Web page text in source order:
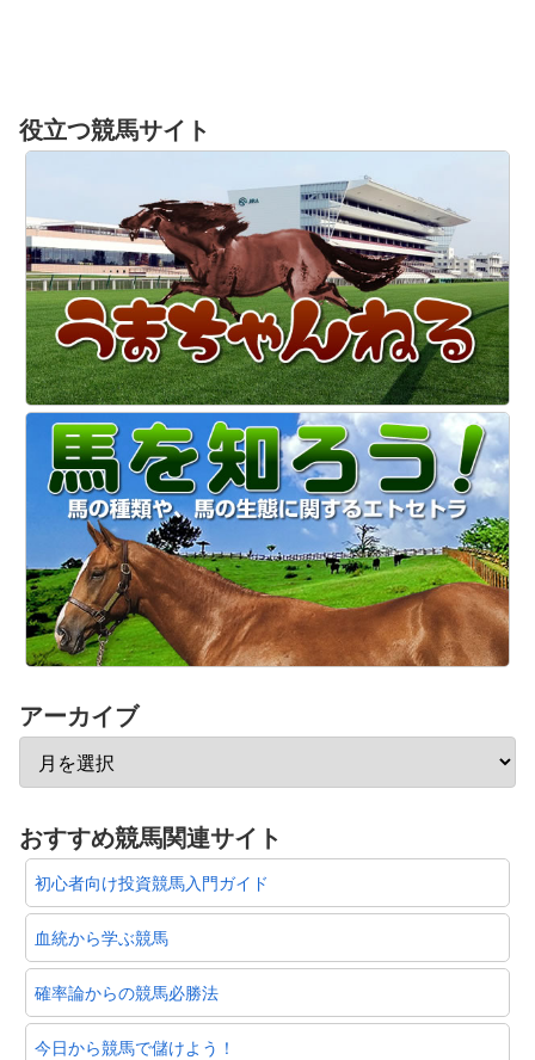
役立つ競馬サイト
アーカイブ
おすすめ競馬関連サイト
初心者向け投資競馬入門ガイド
血統から学ぶ競馬
確率論からの競馬必勝法
今日から競馬で儲けよう！